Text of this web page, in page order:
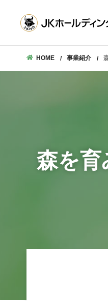
HOME 事業紹介
森を育